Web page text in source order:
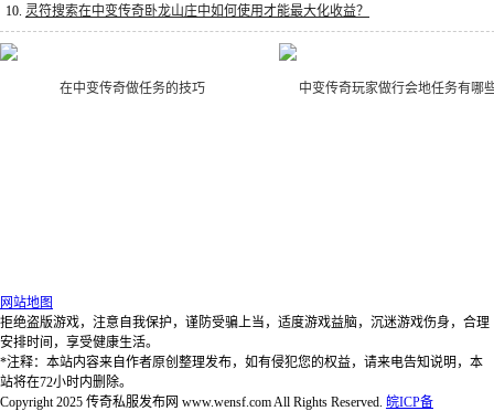
10. 灵符搜索在中变传奇卧龙山庄中如何使用才能最大化收益？
在中变传奇做任务的技巧 中变传奇玩家做行会地任务有哪
网站地图
拒绝盗版游戏，注意自我保护，谨防受骗上当，适度游戏益脑，沉迷游戏伤身，合理
安排时间，享受健康生活。
*注释：本站内容来自作者原创整理发布，如有侵犯您的权益，请来电告知说明，本
站将在72小时内删除。
Copyright 2025 传奇私服发布网 www.wensf.com All Rights Reserved. 皖ICP备